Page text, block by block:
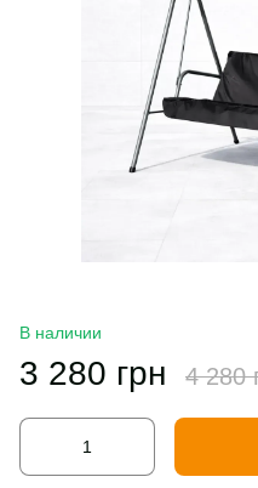
В наличии
3 280 грн 4 280